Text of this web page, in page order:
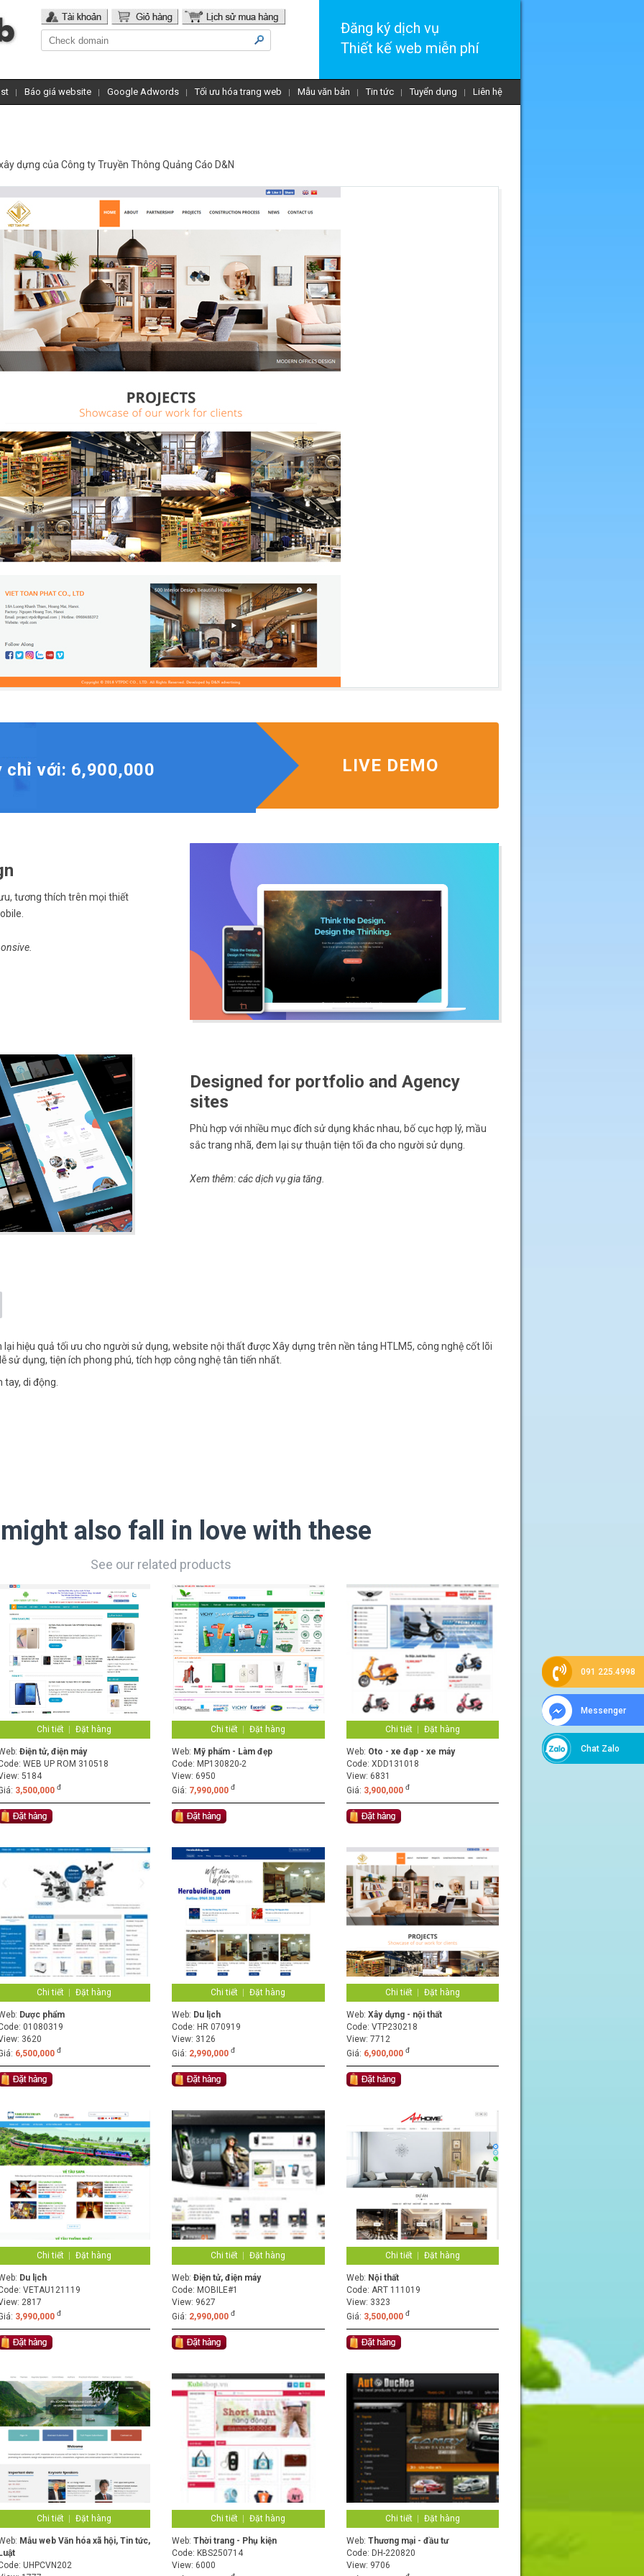
091 225.4998
Messenger
Chat Zalo
Đăng ký dịch vụ
Thiết kế web miễn phí
Báo giá website Google Adwords Tối ưu hóa trang web Mẫu văn bản Tin tức Tuyển dụng Liên hệ
dựng của Công ty Truyền Thông Quảng Cáo D&N
chỉ với: 6,900,000 LIVE DEMO
tương thích trên mọi thiết
Designed for portfolio and Agency
sites
Phù hợp với nhiều mục đích sử dụng khác nhau, bố cục hợp lý, mầu
sắc trang nhã, đem lại sự thuận tiện tối đa cho người sử dụng.
Xem thêm: cácdịch vụ gia tăng.
hiệu quả tối ưu cho người sử dụng, website nội thất được Xây dựng trên nền tảng HTLM5, công nghệ cốt lõi
sử dụng, tiện ích phong phú, tích hợp công nghệ tân tiến nhất.
di động.
also fall in love with these
See our related products
Chi tiết Đặt hàng
Điện tử, điện máy
WEB UP ROM 310518
5184
3,500,000 đ
Chi tiết Đặt hàng
Web: Mỹ phẩm - Làm đẹp
Code: MP130820-2
View: 6950
Giá: 7,990,000 đ
Chi tiết Đặt hàng
Web: Oto - xe đạp - xe máy
Code: XDD131018
View: 6831
Giá: 3,900,000 đ
Chi tiết Đặt hàng
Dược phẩm
01080319
3620
6,500,000 đ
Chi tiết Đặt hàng
Web: Du lịch
Code: HR 070919
View: 3126
Giá: 2,990,000 đ
Chi tiết Đặt hàng
Web: Xây dựng - nội thất
Code: VTP230218
View: 7712
Giá: 6,900,000 đ
Chi tiết Đặt hàng
Du lịch
VETAU121119
2817
3,990,000 đ
Chi tiết Đặt hàng
Web: Điện tử, điện máy
Code: MOBILE#1
View: 9627
Giá: 2,990,000 đ
Chi tiết Đặt hàng
Web: Nội thất
Code: ART 111019
View: 3323
Giá: 3,500,000 đ
Chi tiết Đặt hàng
Mẫu web Văn hóa xã hội, Tin tức,
UHPCVN202
Chi tiết Đặt hàng
Web: Thời trang - Phụ kiện
Code: KBS250714
View: 6000
Chi tiết Đặt hàng
Web: Thương mại - đầu tư
Code: DH-220820
View: 9706